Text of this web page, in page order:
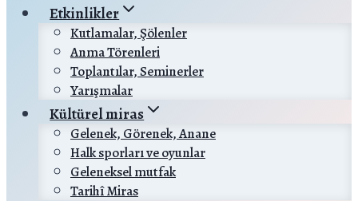
Etkinlikler
Kutlamalar, Şölenler
Anma Törenleri
Toplantılar, Seminerler
Yarışmalar
Kültürel miras
Gelenek, Görenek, Anane
Halk sporları ve oyunlar
Geleneksel mutfak
Tarihî Miras